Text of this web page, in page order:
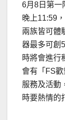
6月8日第一
晚上11:59
兩族皆可體
器最多可創
時將會進行
會有「FS
服務及活動
時要熱情的